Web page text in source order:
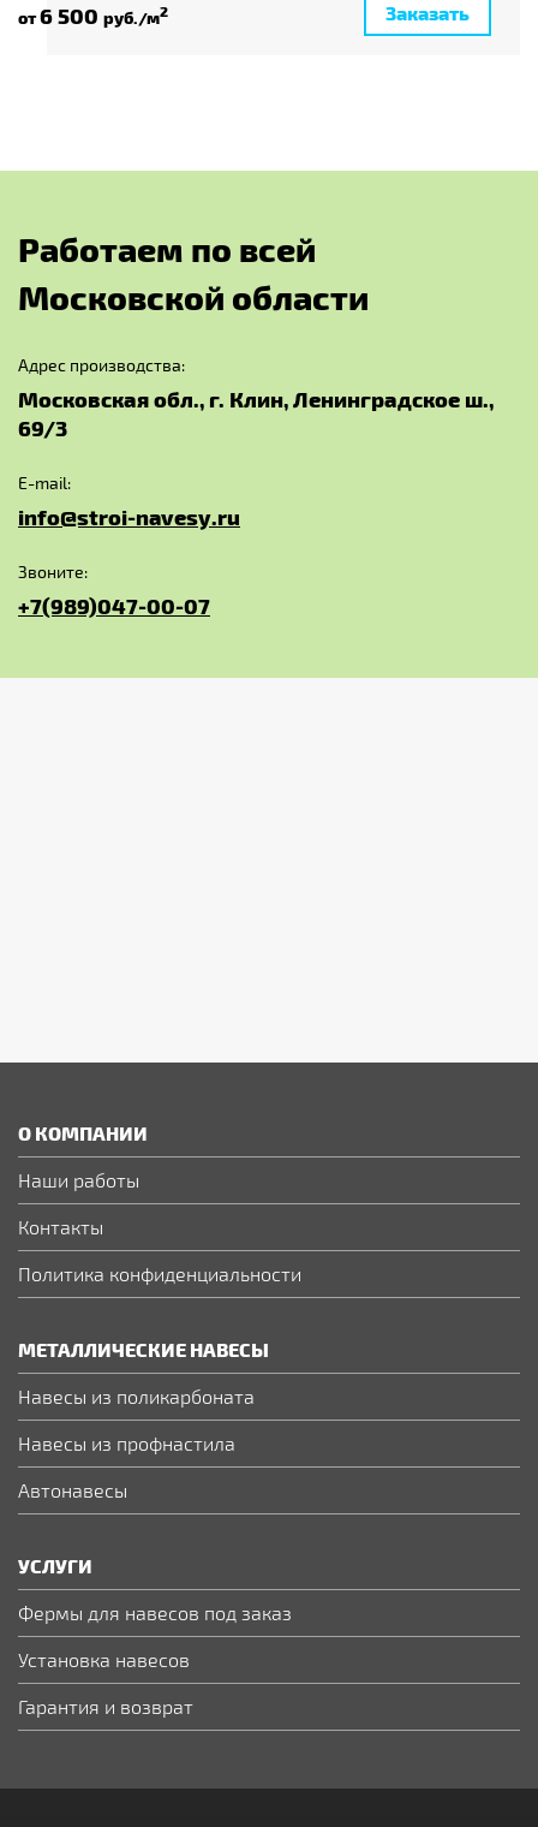
от6 500 руб./м2 Заказать
Работаем по всей
Московской области
Адрес производства:
Московская обл., г. Клин, Ленинградское ш.,
69/3
E-mail:
info@stroi-navesy.ru
Звоните:
+7(989)047-00-07
О КОМПАНИИ
Наши работы
Контакты
Политика конфиденциальности
МЕТАЛЛИЧЕСКИЕ НАВЕСЫ
Навесы из поликарбоната
Навесы из профнастила
Автонавесы
УСЛУГИ
Фермы для навесов под заказ
Установка навесов
Гарантия и возврат